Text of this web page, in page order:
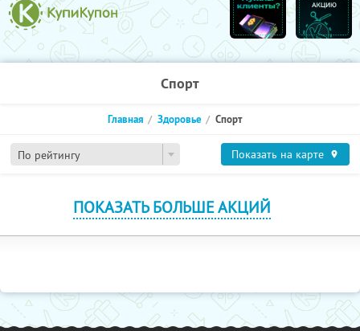
Спорт
По рейтингу
Главная Здоровье Спорт
Показать на карте
ПОКАЗАТЬ БОЛЬШЕ АКЦИЙ